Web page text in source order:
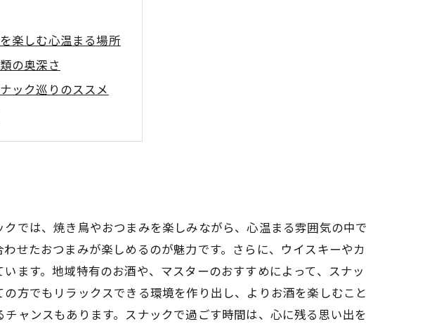
楽しむ心温まる場所
の奥深さ
ック巡りのススメ
：新たな発見
接客の温かさ
界を旅しよう
では、焼き鳥やおつまみを楽しみながら、心温まる雰囲気の中で
せたおつまみが楽しめるのが魅力です。さらに、ウイスキーやカ
ます。地域特有のお酒や、マスターのおすすめによって、スナッ
方でもリラックスできる環境を作り出し、よりお酒を楽しむこと
ャンスもあります。スナックで過ごす時間は、心に残る思い出を